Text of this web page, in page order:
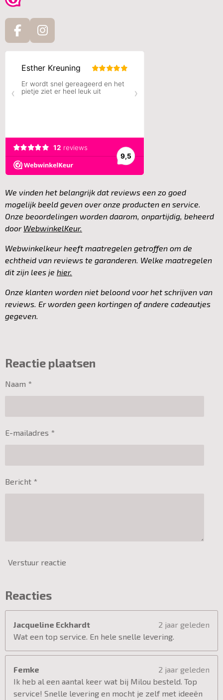
F
e
b
o
I
t
a
g
We vinden het belangrijk dat reviews een zo goed
mogelijk beeld geven over onze producten en service.
Onze beoordelingen worden daarom, onpartijdig, beheerd
door WebwinkelKeur.
Webwinkelkeur heeft maatregelen getroffen om de
echtheid van reviews te garanderen. Welke maatregelen
dit zijn lees je hier.
Onze klanten worden niet beloond voor het schrijven van
reviews. Er worden geen kortingen of andere cadeautjes
gegeven.
Reactie plaatsen
Naam *
E-mailadres *
Bericht *
Verstuur reactie
Reacties
Jacqueline Eckhardt
2 jaar geleden
Wat een top service. En hele snelle levering.
Femke
2 jaar geleden
Ik heb al een aantal keer wat bij Milou besteld. Top
service! Snelle levering en mocht je zelf met ideeën